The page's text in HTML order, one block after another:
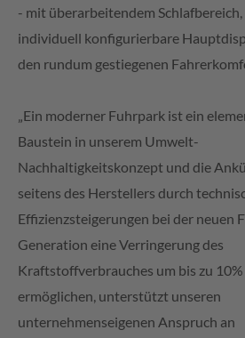
- mit überarbeitendem Schlafbereich,
individuell konfigurierbare
den rundum gestiegenen
„Ein moderner Fuhrpark ist ein
Baustein in unserem Umwelt-
Nachhaltigkeitskonzept und die
seitens des Herstellers durch
Effizienzsteigerungen bei der neuen
Generation eine Verringerung des
Kraftstoffverbrauches um bis zu 10%
ermöglichen, unterstützt unseren
unternehmenseigenen Anspruch an